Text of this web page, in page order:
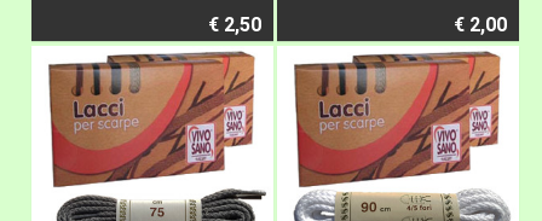
€ 2,50 € 2,00